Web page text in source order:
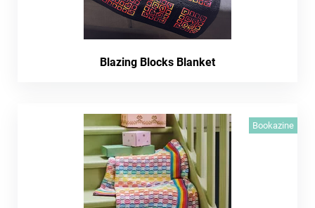
Blazing Blocks Blanket
Bookazine